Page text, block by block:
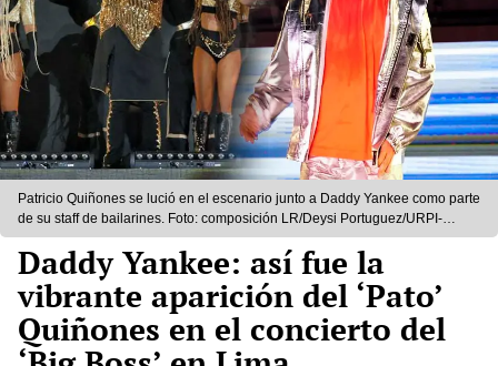
Patricio Quiñones se lució en el escenario junto a Daddy Yankee como parte
de su staff de bailarines. Foto: composición LR/Deysi Portuguez/URPI-
LR/Instagram/Patricio Quiñones
Daddy Yankee: así fue la
vibrante aparición del ‘Pato’
Quiñones en el concierto del